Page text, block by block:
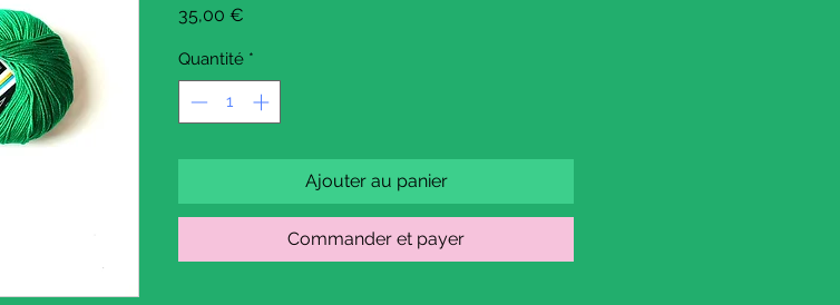
35,00 €
Quantité *
Ajouter au panier
Commander et payer